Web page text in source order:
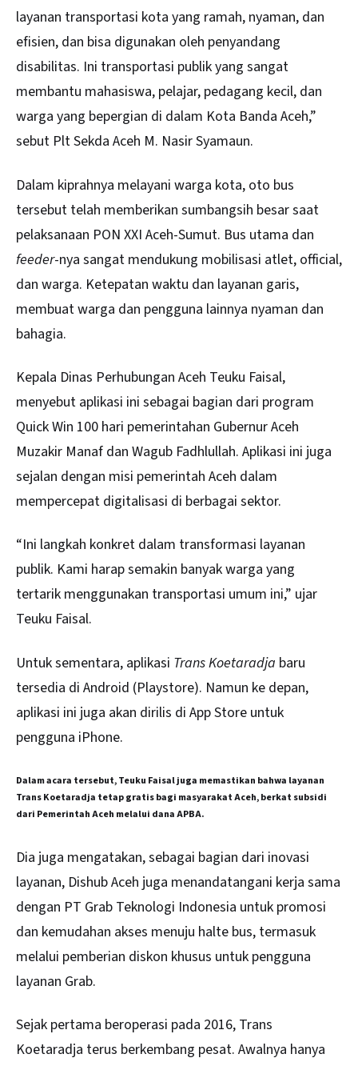
layanan transportasi kota yang ramah, nyaman, dan
efisien, dan bisa digunakan oleh penyandang
disabilitas. Ini transportasi publik yang sangat
membantu mahasiswa, pelajar, pedagang kecil, dan
warga yang bepergian di dalam Kota Banda Aceh,”
sebut Plt Sekda Aceh M. Nasir Syamaun.
Dalam kiprahnya melayani warga kota, oto bus
tersebut telah memberikan sumbangsih besar saat
pelaksanaan PON XXI Aceh-Sumut. Bus utama dan
feeder-nya sangat mendukung mobilisasi atlet, official,
dan warga. Ketepatan waktu dan layanan garis,
membuat warga dan pengguna lainnya nyaman dan
bahagia.
Kepala Dinas Perhubungan Aceh Teuku Faisal,
menyebut aplikasi ini sebagai bagian dari program
Quick Win 100 hari pemerintahan Gubernur Aceh
Muzakir Manaf dan Wagub Fadhlullah. Aplikasi ini juga
sejalan dengan misi pemerintah Aceh dalam
mempercepat digitalisasi di berbagai sektor.
“Ini langkah konkret dalam transformasi layanan
publik. Kami harap semakin banyak warga yang
tertarik menggunakan transportasi umum ini,” ujar
Teuku Faisal.
Untuk sementara, aplikasi Trans Koetaradja baru
tersedia di Android (Playstore). Namun ke depan,
aplikasi ini juga akan dirilis di App Store untuk
pengguna iPhone.
Dalam acara tersebut, Teuku Faisal juga memastikan bahwa layanan
Trans Koetaradja tetap gratis bagi masyarakat Aceh, berkat subsidi
dari Pemerintah Aceh melalui dana APBA.
Dia juga mengatakan, sebagai bagian dari inovasi
layanan, Dishub Aceh juga menandatangani kerja sama
dengan PT Grab Teknologi Indonesia untuk promosi
dan kemudahan akses menuju halte bus, termasuk
melalui pemberian diskon khusus untuk pengguna
layanan Grab.
Sejak pertama beroperasi pada 2016, Trans
Koetaradja terus berkembang pesat. Awalnya hanya